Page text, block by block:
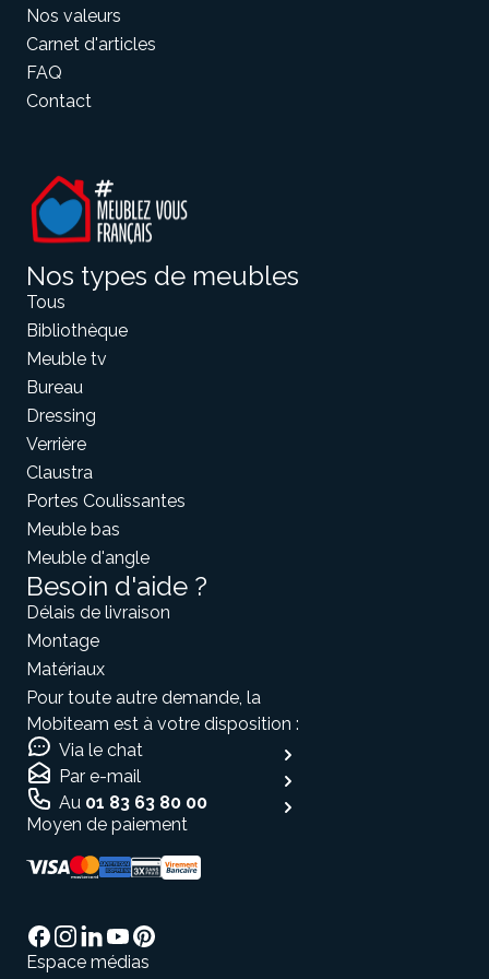
Nos valeurs
Carnet d'articles
FAQ
Contact
Nos types de meubles
Tous
Bibliothèque
Meuble tv
Bureau
Dressing
Verrière
Claustra
Portes Coulissantes
Meuble bas
Meuble d'angle
Besoin d'aide ?
Délais de livraison
Montage
Matériaux
Pour toute autre demande, la
Mobiteam est à votre disposition :
Via le chat
Par e-mail
Au 01 83 63 80 00
Moyen de paiement
Espace médias